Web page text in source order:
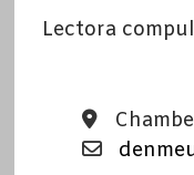
Lectora